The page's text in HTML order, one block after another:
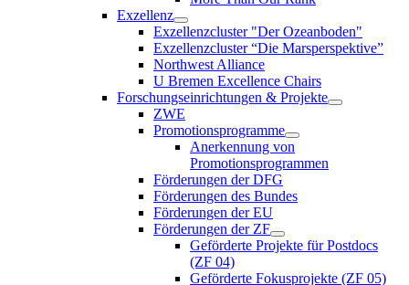
Exzellenz
Exzellenzcluster "Der Ozeanboden"
Exzellenzcluster “Die Marsperspektive”
Northwest Alliance
U Bremen Excellence Chairs
Forschungseinrichtungen & Projekte
ZWE
Promotionsprogramme
Anerkennung von
Promotionsprogrammen
Förderungen der DFG
Förderungen des Bundes
Förderungen der EU
Förderungen der ZF
Geförderte Projekte für Postdocs
(ZF 04)
Geförderte Fokusprojekte (ZF 05)